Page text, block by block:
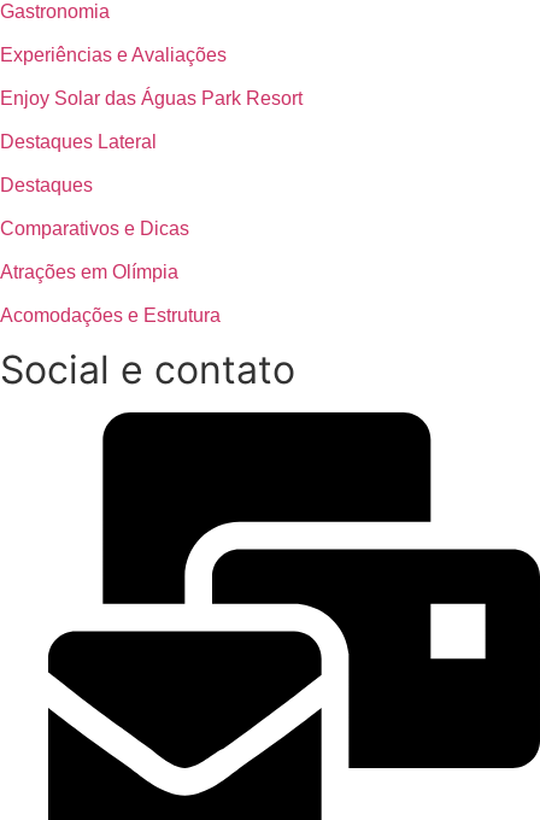
Gastronomia
Experiências e Avaliações
Enjoy Solar das Águas Park Resort
Destaques Lateral
Destaques
Comparativos e Dicas
Atrações em Olímpia
Acomodações e Estrutura
Social e contato